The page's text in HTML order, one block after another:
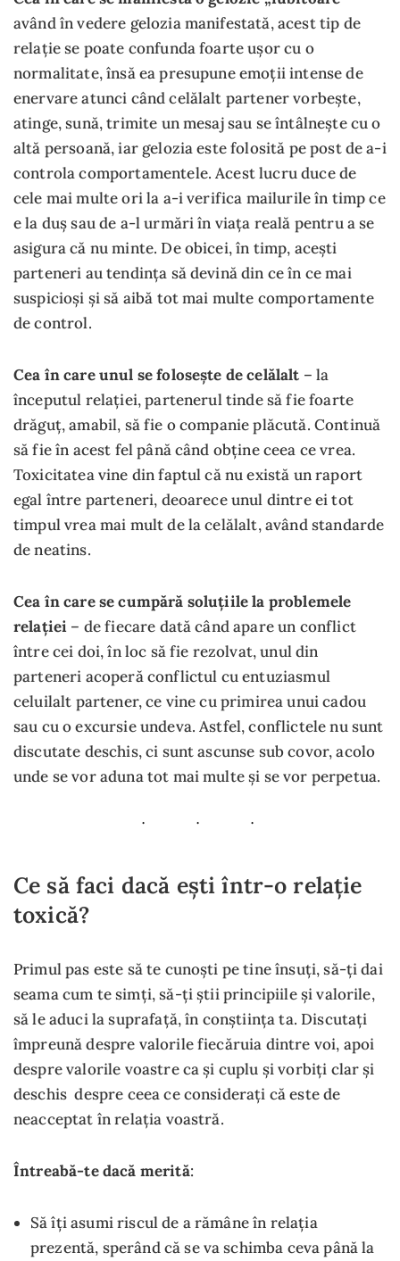
având în vedere gelozia manifestată, acest tip de
relație se poate confunda foarte ușor cu o
normalitate, însă ea presupune emoții intense de
enervare atunci când celălalt partener vorbește,
atinge, sună, trimite un mesaj sau se întâlnește cu o
altă persoană, iar gelozia este folosită pe post de a-i
controla comportamentele. Acest lucru duce de
cele mai multe ori la a-i verifica mailurile în timp ce
e la duș sau de a-l urmări în viața reală pentru a se
asigura că nu minte. De obicei, în timp, acești
parteneri au tendința să devină din ce în ce mai
suspicioși și să aibă tot mai multe comportamente
de control.
Cea în care unul se folosește de celălalt – la
începutul relației, partenerul tinde să fie foarte
drăguț, amabil, să fie o companie plăcută. Continuă
să fie în acest fel până când obține ceea ce vrea.
Toxicitatea vine din faptul că nu există un raport
egal între parteneri, deoarece unul dintre ei tot
timpul vrea mai mult de la celălalt, având standarde
de neatins.
Cea în care se cumpără soluțiile la problemele
relației – de fiecare dată când apare un conflict
între cei doi, în loc să fie rezolvat, unul din
parteneri acoperă conflictul cu entuziasmul
celuilalt partener, ce vine cu primirea unui cadou
sau cu o excursie undeva. Astfel, conflictele nu sunt
discutate deschis, ci sunt ascunse sub covor, acolo
unde se vor aduna tot mai multe și se vor perpetua.
Ce să faci dacă ești într-o relație
toxică?
Primul pas este să te cunoști pe tine însuți, să-ți dai
seama cum te simți, să-ți știi principiile și valorile,
să le aduci la suprafață, în conștiința ta. Discutați
împreună despre valorile fiecăruia dintre voi, apoi
despre valorile voastre ca și cuplu și vorbiți clar și
deschis despre ceea ce considerați că este de
neacceptat în relația voastră.
Întreabă-te dacă merită:
Să îți asumi riscul de a rămâne în relația
prezentă, sperând că se va schimba ceva până la